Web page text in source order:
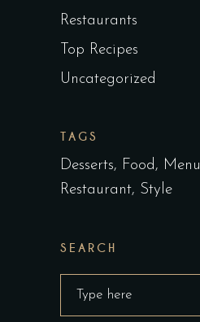
Restaurants
Top Recipes
Uncategorized
TAGS
Desserts Food Menu
Restaurant Style
SEARCH
Search